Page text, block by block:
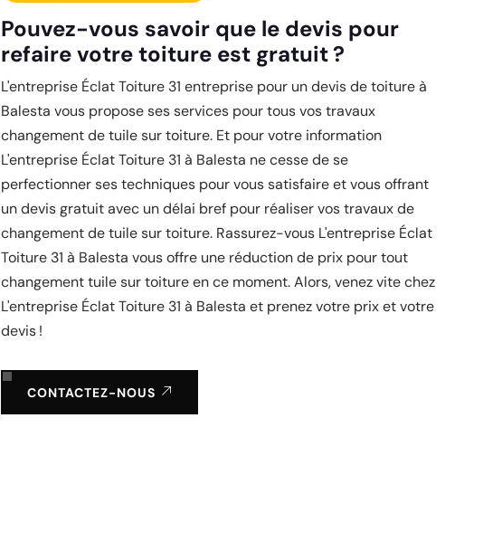
Pouvez-vous savoir que le devis pour
refaire votre toiture est gratuit ?
L'entreprise Éclat Toiture 31 entreprise pour un devis de toiture à
Balesta vous propose ses services pour tous vos travaux
changement de tuile sur toiture. Et pour votre information
L'entreprise Éclat Toiture 31 à Balesta ne cesse de se
perfectionner ses techniques pour vous satisfaire et vous offrant
un devis gratuit avec un délai bref pour réaliser vos travaux de
changement de tuile sur toiture. Rassurez-vous L'entreprise Éclat
Toiture 31 à Balesta vous offre une réduction de prix pour tout
changement tuile sur toiture en ce moment. Alors, venez vite chez
L'entreprise Éclat Toiture 31 à Balesta et prenez votre prix et votre
devis !
CONTACTEZ-NOUS